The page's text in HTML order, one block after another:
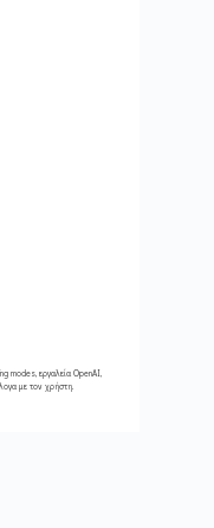
modes, εργαλεία OpenAI,
με τον χρήστη.